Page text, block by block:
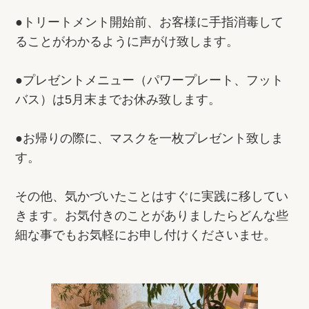
●トリートメント開始前、お客様に手指消毒して
ることがわかるように声がけ致します。
●プレゼントメニュー（パワープレート、フット
バス）は5月末までお休み致します。
●お帰りの際に、マスクを一枚プレゼント致しま
す。
その他、気かづいたことはすぐに実践に移してい
きます。お気付きのことがありましたらどんな些
細な事でもお気軽にお申し付けくださいませ。